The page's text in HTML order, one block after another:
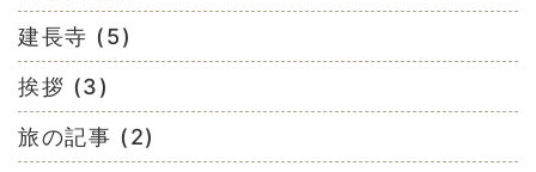
建長寺 (5)
挨拶 (3)
旅の記事 (2)